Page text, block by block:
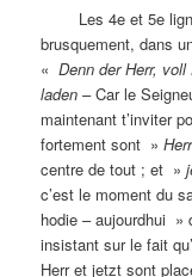
Les 4e et 5e
brusquement, dans
« Denn der Herr,
laden – Car le
maintenant t’inviter
fortement sont »Herr
centre de tout ; et »
c’est le moment du
hodie – aujourdhui »
insistant sur le fait
Herr et jetzt sont